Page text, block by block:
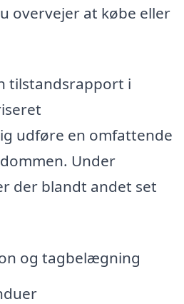
overvejer at købe eller
tilstandsrapport i
udføre en omfattende
Under
der blandt andet set
og tagbelægning